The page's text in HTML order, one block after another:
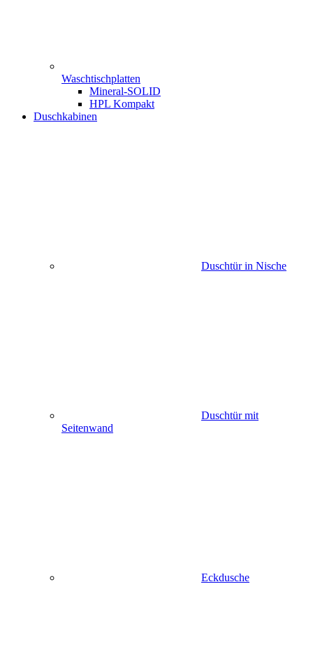
Waschtischplatten
Mineral-SOLID
HPL Kompakt
Duschkabinen
Duschtür in Nische
Duschtür mit
Seitenwand
Eckdusche